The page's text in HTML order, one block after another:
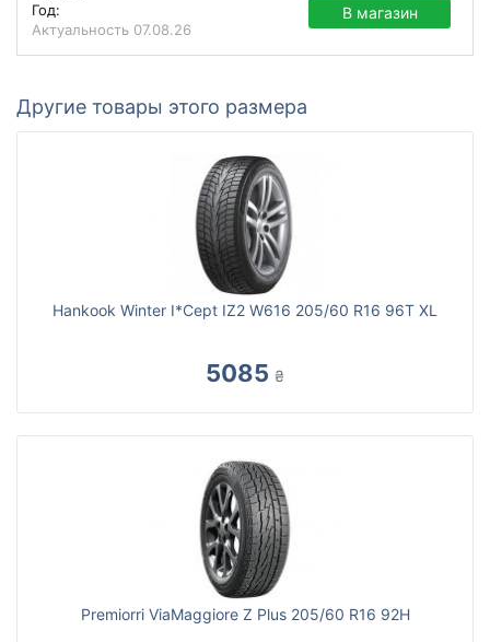
Год:
Актуальность 07.08.26
В магазин
Другие товары этого размера
Hankook Winter I*Cept IZ2 W616 205/60 R16 96T XL
5085 ₴
Premiorri ViaMaggiore Z Plus 205/60 R16 92H